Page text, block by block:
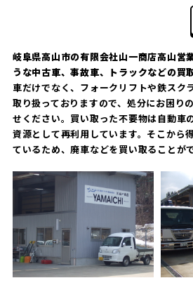
岐阜県高山市の有限会社山一商店高山営
うな中古車、事故車、トラックなどの買
車だけでなく、フォークリフトや鉄スク
取り扱っておりますので、処分にお困り
せください。買い取った不要物は自動車
資源として再利用しています。そこから
ているため、廃車などを買い取ることが